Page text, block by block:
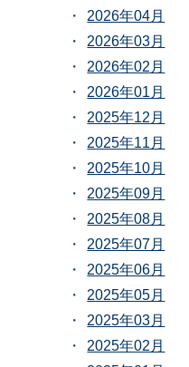
2026年04月
2026年03月
2026年02月
2026年01月
2025年12月
2025年11月
2025年10月
2025年09月
2025年08月
2025年07月
2025年06月
2025年05月
2025年03月
2025年02月